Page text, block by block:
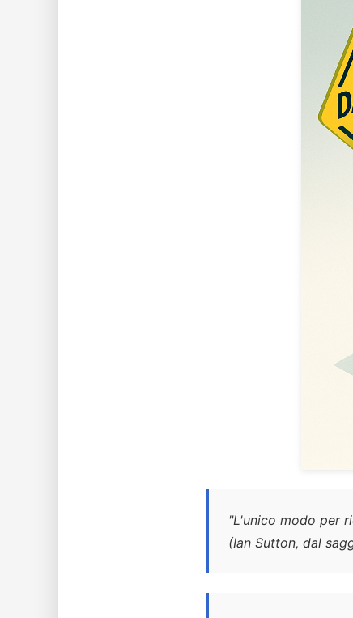
"L'unico modo per
(Ian Sutton, dal